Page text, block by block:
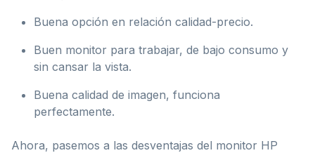
Buena opción en relación calidad-precio.
Buen monitor para trabajar, de bajo consumo y
sin cansar la vista.
Buena calidad de imagen, funciona
perfectamente.
Ahora, pasemos a las desventajas del monitor HP